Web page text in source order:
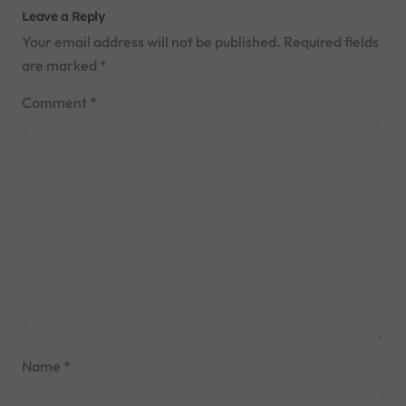
Leave a Reply
Your email address will not be published. Required fields
are marked *
Comment *
Name *